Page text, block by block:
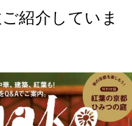
紹介していま